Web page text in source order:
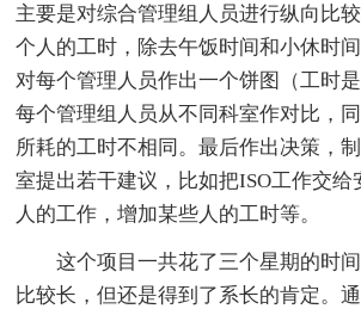
主要是对综合管理组人员进行纵向比
个人的工时，除去午饭时间和小休时
对每个管理人员作出一个饼图（工时
每个管理组人员从不同科室作对比，
所耗的工时不相同。最后作出决策，
室提出若干建议，比如把ISO工作交
人的工作，增加某些人的工时等。
这个项目一共花了三个星期的时
比较长，但还是得到了系长的肯定。